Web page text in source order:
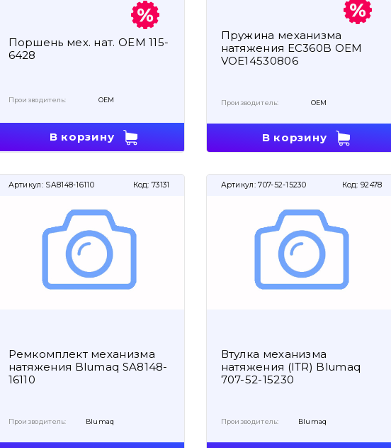
Поршень мех. нат. OEM 115-
6428
Производитель: OEM
В корзину
Пружина механизма
натяжения EC360B OEM
VOE14530806
Производитель: OEM
В корзину
Артикул: SA8148-16110 Код: 73131
Ремкомплект механизма
натяжения Blumaq SA8148-
16110
Производитель: Blumaq
Артикул: 707-52-15230 Код: 92478
Втулка механизма
натяжения (ITR) Blumaq
707-52-15230
Производитель: Blumaq